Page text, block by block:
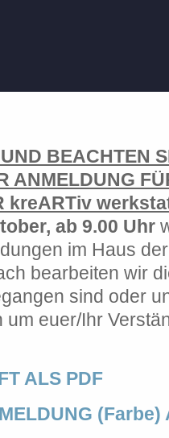
BEACHTEN
ANMELDUNG
kreARTiv
ab 9.00 Uhr
im Haus
bearbeiten wir
sind oder
um euer/Ihr
ALS PDF
(Farbe)